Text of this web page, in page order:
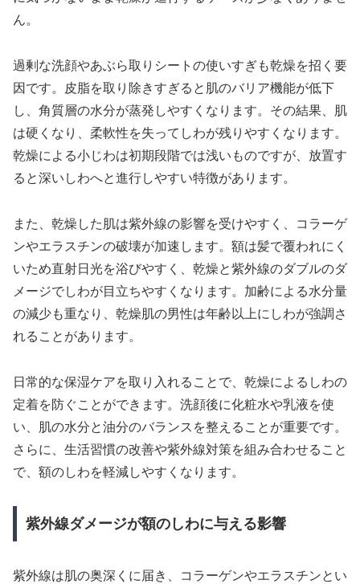
ん。
過剰な洗顔やあぶら取りシートの使いすぎも乾燥を招く要
因です。皮脂を取り除きすぎると肌のバリア機能が低下
し、角質層の水分が蒸発しやすくなります。その結果、肌
は硬くなり、柔軟性を失ってしわが残りやすくなります。
乾燥による小じわは初期段階では浅いものですが、放置す
ると深いしわへと進行しやすい特徴があります。
また、乾燥した肌は紫外線の影響を受けやすく、コラーゲ
ンやエラスチンの破壊が加速します。額は髪で覆われにく
いため直射日光を浴びやすく、乾燥と紫外線のダブルのダ
メージでしわが目立ちやすくなります。加齢による水分量
の減少も重なり、乾燥肌の男性は年齢以上にしわが強調さ
れることがあります。
日常的な保湿ケアを取り入れることで、乾燥によるしわの
定着を防ぐことができます。洗顔後に化粧水や乳液を使
い、肌の水分と油分のバランスを整えることが重要です。
さらに、生活習慣の改善や紫外線対策を組み合わせること
で、額のしわを軽減しやすくなります。
紫外線ダメージが額のしわに与える影響
紫外線は肌の奥深くに届き、コラーゲンやエラスチンとい